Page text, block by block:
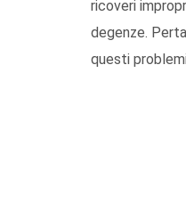
ricoveri
degenze.
questi